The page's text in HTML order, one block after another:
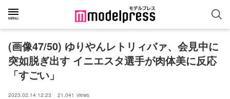
(画像47/50) ゆりやんレトリィバァ、会見中に
突如脱ぎ出す イニエスタ選手が肉体美に反応
「すごい」
2023.02.14 12:23 21,041 views